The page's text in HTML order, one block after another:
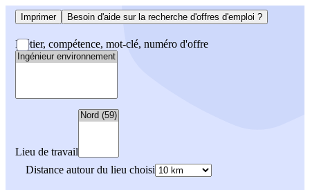
Imprimer Besoin d'aide sur la recherche d'offres d'emploi ?
Métier, compétence, mot-clé, numéro d'offre
Lieu de travail
Distance autour du lieu choisi